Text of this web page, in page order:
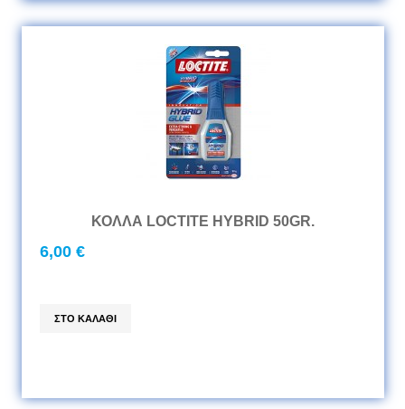
ΚΟΛΛΑ LOCTITE HYBRID 50GR.
6,00 €